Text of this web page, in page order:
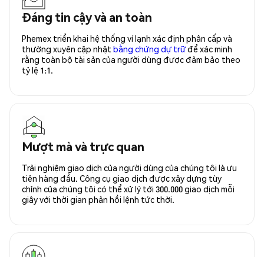
Đáng tin cậy và an toàn
Phemex triển khai hệ thống ví lạnh xác định phân cấp và
thường xuyên cập nhật bằng chứng dự trữđể xác minh
rằng toàn bộ tài sản của người dùng được đảm bảo theo
tỷ lệ 1:1.
Mượt mà và trực quan
Trải nghiệm giao dịch của người dùng của chúng tôi là ưu
tiên hàng đầu. Công cụ giao dịch được xây dựng tùy
chỉnh của chúng tôi có thể xử lý tới 300.000 giao dịch mỗi
giây với thời gian phản hồi lệnh tức thời.